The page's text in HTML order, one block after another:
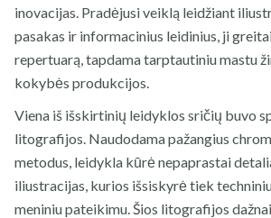
inovacijas. Pradėjusi veiklą leidžiant
pasakas ir informacinius leidinius, ji
repertuarą, tapdama tarptautiniu mastu
kokybės produkcijos.
Viena iš išskirtinių leidyklos sričių buvo
litografijos. Naudodama pažangius
metodus, leidykla kūrė nepaprastai
iliustracijas, kurios išsiskyrė tiek
meniniu pateikimu. Šios litografijos